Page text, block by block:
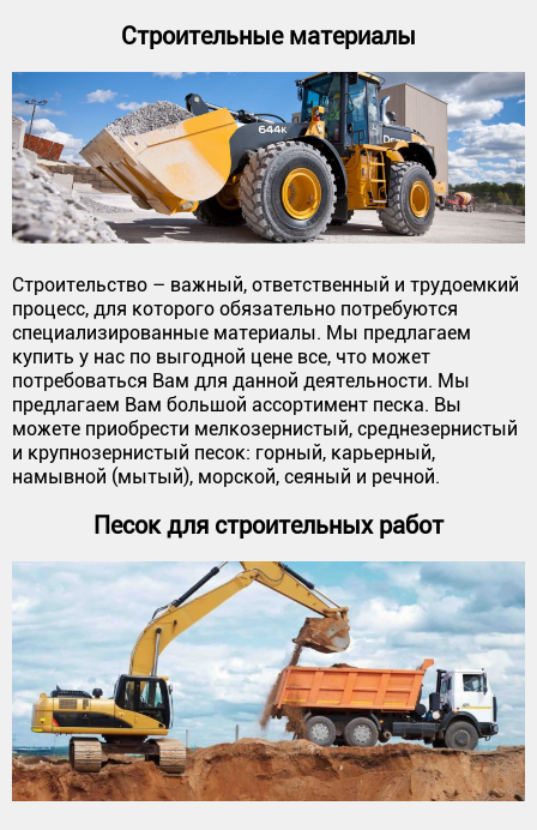
Строительные материалы
Строительство – важный, ответственный и трудоемкий
процесс, для которого обязательно потребуются
специализированные материалы. Мы предлагаем
купить у нас по выгодной цене все, что может
потребоваться Вам для данной деятельности. Мы
предлагаем Вам большой ассортимент песка. Вы
можете приобрести мелкозернистый, среднезернистый
и крупнозернистый песок: горный, карьерный,
намывной (мытый), морской, сеяный и речной.
Песок для строительных работ